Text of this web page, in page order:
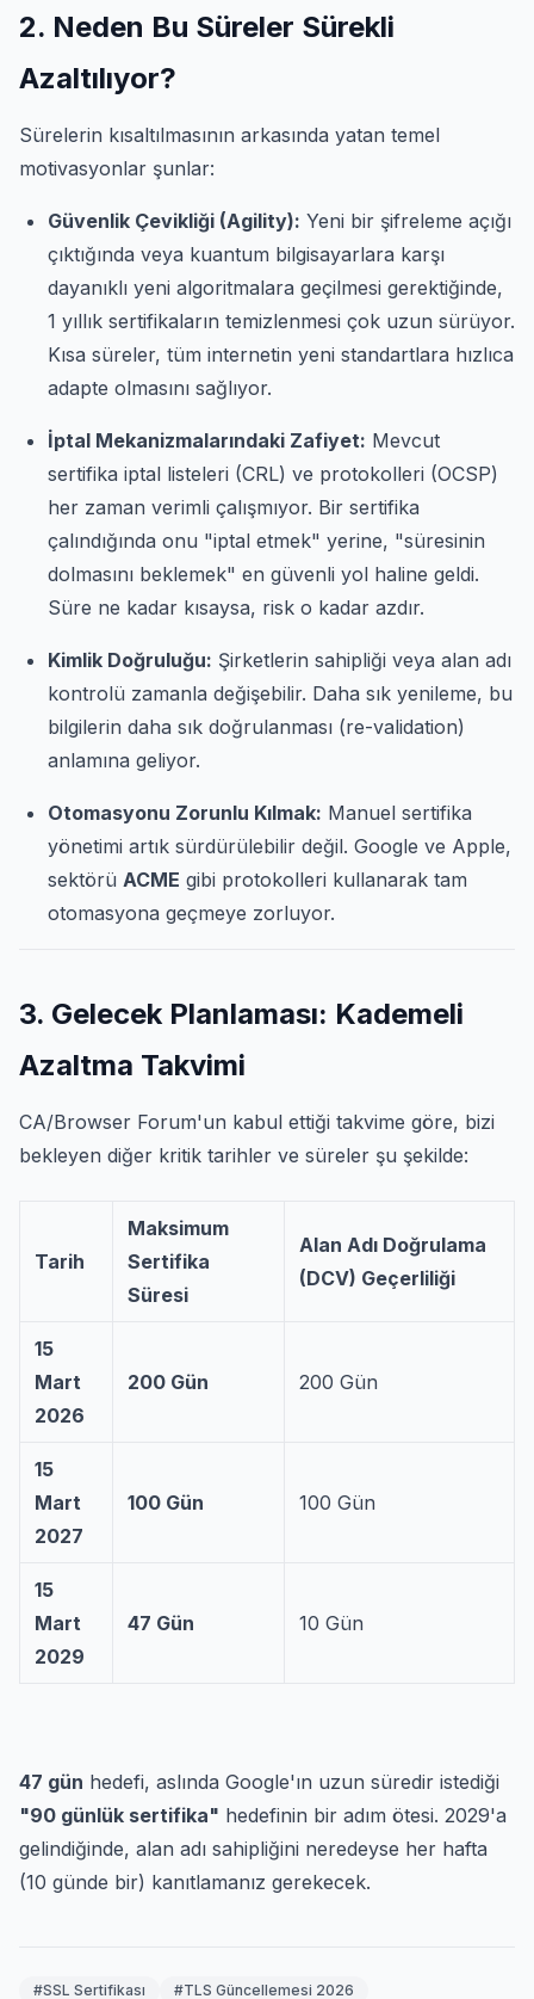
2. Neden Bu Süreler Sürekli
Azaltılıyor?
Sürelerin kısaltılmasının arkasında yatan temel
motivasyonlar şunlar:
Güvenlik Çevikliği (Agility): Yeni bir şifreleme açığı
çıktığında veya kuantum bilgisayarlara karşı
dayanıklı yeni algoritmalara geçilmesi gerektiğinde,
1 yıllık sertifikaların temizlenmesi çok uzun sürüyor.
Kısa süreler, tüm internetin yeni standartlara hızlıca
adapte olmasını sağlıyor.
İptal Mekanizmalarındaki Zafiyet: Mevcut
sertifika iptal listeleri (CRL) ve protokolleri (OCSP)
her zaman verimli çalışmıyor. Bir sertifika
çalındığında onu "iptal etmek" yerine, "süresinin
dolmasını beklemek" en güvenli yol haline geldi.
Süre ne kadar kısaysa, risk o kadar azdır.
Kimlik Doğruluğu: Şirketlerin sahipliği veya alan adı
kontrolü zamanla değişebilir. Daha sık yenileme, bu
bilgilerin daha sık doğrulanması (re-validation)
anlamına geliyor.
Otomasyonu Zorunlu Kılmak: Manuel sertifika
yönetimi artık sürdürülebilir değil. Google ve Apple,
sektörü ACME gibi protokolleri kullanarak tam
otomasyona geçmeye zorluyor.
3. Gelecek Planlaması: Kademeli
Azaltma Takvimi
CA/Browser Forum'un kabul ettiği takvime göre, bizi
bekleyen diğer kritik tarihler ve süreler şu şekilde:
Tarih
Maksimum
Sertifika
Süresi
Alan Adı Doğrulama
(DCV) Geçerliliği
15
Mart
2026
200 Gün 200 Gün
15
Mart
2027
100 Gün 100 Gün
15
Mart
2029
47 Gün 10 Gün
47 gün hedefi, aslında Google'ın uzun süredir istediği
"90 günlük sertifika" hedefinin bir adım ötesi. 2029'a
gelindiğinde, alan adı sahipliğini neredeyse her hafta
(10 günde bir) kanıtlamanız gerekecek.
#SSL Sertifikası #TLS Güncellemesi 2026